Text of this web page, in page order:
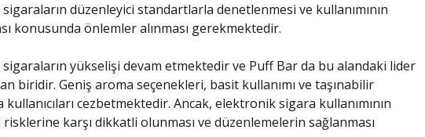
düzenleyici standartlarla denetlenmesi ve kullanımının
konusunda önlemler alınması gerekmektedir.
yükselişi devam etmektedir ve Puff Bar da bu alandaki lider
biridir. Geniş aroma seçenekleri, basit kullanımı ve taşınabilir
kullanıcıları cezbetmektedir. Ancak, elektronik sigara kullanımının
karşı dikkatli olunması ve düzenlemelerin sağlanması